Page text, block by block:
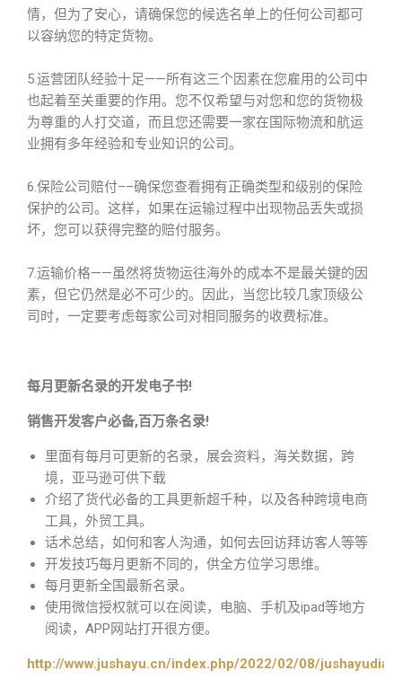
情，但为了安心，请确保您的候选名单上的任何公司都可
以容纳您的特定货物。
5.运营团队经验十足——所有这三个因素在您雇用的公司中
也起着至关重要的作用。您不仅希望与对您和您的货物极
为尊重的人打交道，而且您还需要一家在国际物流和航运
业拥有多年经验和专业知识的公司。
6.保险公司赔付––确保您查看拥有正确类型和级别的保险
保护的公司。这样，如果在运输过程中出现物品丢失或损
坏，您可以获得完整的赔付服务。
7.运输价格——虽然将货物运往海外的成本不是最关键的因
素，但它仍然是必不可少的。因此，当您比较几家顶级公
司时，一定要考虑每家公司对相同服务的收费标准。
每月更新名录的开发电子书!
销售开发客户必备,百万条名录!
里面有每月可更新的名录，展会资料，海关数据，跨
境，亚马逊可供下载
介绍了货代必备的工具更新超千种，以及各种跨境电商
工具，外贸工具。
话术总结，如何和客人沟通，如何去回访拜访客人等等
开发技巧每月更新不同的，供全方位学习思维。
每月更新全国最新名录。
使用微信授权就可以在阅读，电脑、手机及ipad等地方
阅读，APP网站打开很方便。
http://www.jushayu.cn/index.php/2022/02/08/